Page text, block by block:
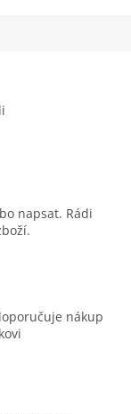
napsat. Rádi
nákup